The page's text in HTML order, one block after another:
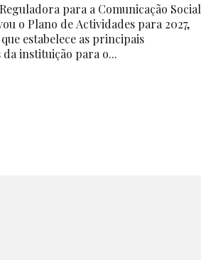
para a Comunicação Social
o Plano de Actividades para 2027,
estabelece as principais
instituição para o...